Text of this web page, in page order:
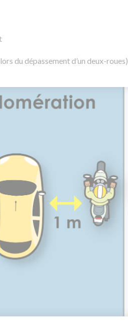
du dépassement d’un deux-roues)